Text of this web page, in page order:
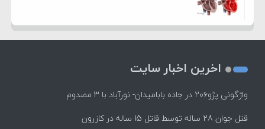
اخرین اخبار سایت
واژگونی پژو۲۰۶ در جاده بابامیدان- نورآباد با ۳ مصدوم
قتل جوان 28 ساله توسط قاتل 15 ساله در کازرون